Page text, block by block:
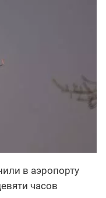
в аэропорту
часов